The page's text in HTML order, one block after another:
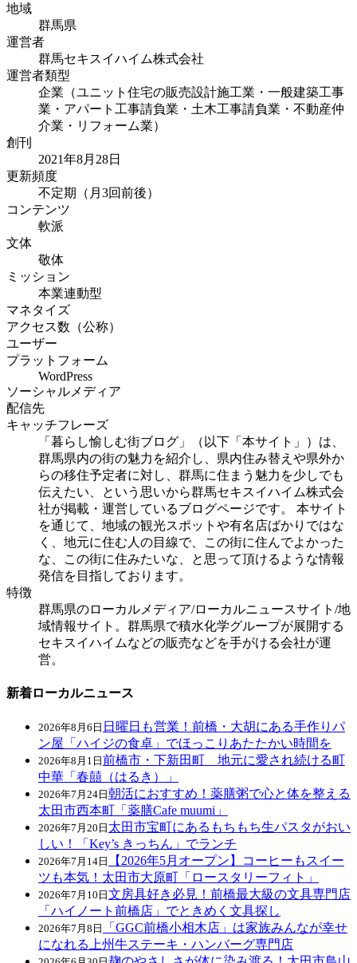
地域
群馬県
運営者
群馬セキスイハイム株式会社
運営者類型
企業（ユニット住宅の販売設計施工業・一般建築工事
業・アパート工事請負業・土木工事請負業・不動産仲
介業・リフォーム業）
創刊
2021年8月28日
更新頻度
不定期（月3回前後）
コンテンツ
軟派
文体
敬体
ミッション
本業連動型
マネタイズ
アクセス数（公称）
ユーザー
プラットフォーム
WordPress
ソーシャルメディア
配信先
キャッチフレーズ
「暮らし愉しむ街ブログ」（以下「本サイト」）は、
群馬県内の街の魅力を紹介し、県内住み替えや県外か
らの移住予定者に対し、群馬に住まう魅力を少しでも
伝えたい、という思いから群馬セキスイハイム株式会
社が掲載・運営しているブログページです。 本サイト
を通じて、地域の観光スポットや有名店ばかりではな
く、地元に住む人の目線で、この街に住んでよかった
な、この街に住みたいな、と思って頂けるような情報
発信を目指しております。
特徴
群馬県のローカルメディア/ローカルニュースサイト/地
域情報サイト。群馬県で積水化学グループが展開する
セキスイハイムなどの販売などを手がける会社が運
営。
新着ローカルニュース
2026年8月6日 日曜日も営業！前橋・大胡にある手作りパ
ン屋「ハイジの食卓」でほっこりあたたかい時間を
2026年8月1日 前橋市・下新田町 地元に愛され続ける町
中華「春囍（はるき）」
2026年7月24日 朝活におすすめ！薬膳粥で心と体を整える
太田市西本町「薬膳Cafe muumi」
2026年7月20日 太田市宝町にあるもちもち生パスタがおい
しい！「Key’s きっちん」でランチ
2026年7月14日
【2026年5月オープン】コーヒーもスイー
ツも本気！太田市大原町「ロースタリーフィト」
2026年7月10日 文房具好き必見！前橋最大級の文具専門店
「ハイノート前橋店」でときめく文具探し
2026年7月8日
「GGC前橋小相木店」は家族みんなが幸せ
になれる上州牛ステーキ・ハンバーグ専門店